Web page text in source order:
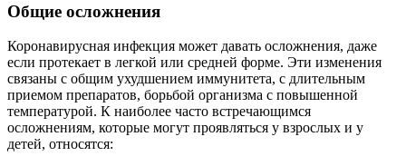
Общие осложнения
Коронавирусная инфекция может давать осложнения, даже
если протекает в легкой или средней форме. Эти изменения
связаны с общим ухудшением иммунитета, с длительным
приемом препаратов, борьбой организма с повышенной
температурой. К наиболее часто встречающимся
осложнениям, которые могут проявляться у взрослых и у
детей, относятся: